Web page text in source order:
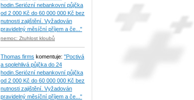
hodin.Seriózní nebankovní půjčka
od 2 000 Kč do 60 000 000 Kč bez
nutnosti zajištění. Vyžadován
pravidelný měsíční příjem a če..."
nemoc: Ztuhlost kloubů
Thomas firms komentuje: "Poctivá
a spolehlivá půjčka do 24
hodin.Seriózní nebankovní půjčka
od 2 000 Kč do 60 000 000 Kč bez
nutnosti zajištění. Vyžadován
pravidelný měsíční příjem a če..."